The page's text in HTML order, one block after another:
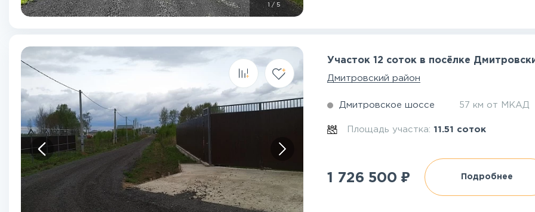
/ 5
Участок 12 соток в посёлке
Дмитровский район
Дмитровское шоссе 57 км от МКАД
Площадь участка:11.51 соток
1 726 500 ₽ Подробнее